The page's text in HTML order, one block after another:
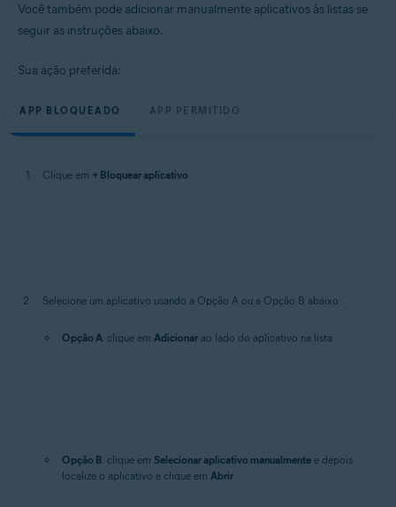
Você também pode adicionar manualmente aplicativos às listas se
seguir as instruções abaixo.
Sua ação preferida:
APP BLOQUEADO APP PERMITIDO
Clique em + Bloquear aplicativo.
Selecione um aplicativo usando a Opção A ou a Opção B abaixo:
Opção A: clique em Adicionar ao lado do aplicativo na lista.
Opção B: clique em Selecionar aplicativo manualmente e depois
localize o aplicativo e clique em Abrir